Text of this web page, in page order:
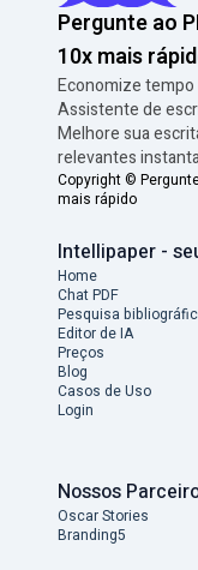
Pergunte ao
10x mais
Economize
Assistente de
Melhore sua
relevantes
Copyright ©
mais rápido
Intellipaper -
Home
Chat PDF
Pesquisa
Editor de IA
Preços
Blog
Casos de Uso
Login
Nossos
Oscar Stories
Branding5